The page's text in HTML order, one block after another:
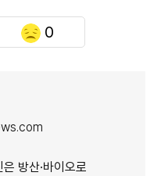
0
방산·바이오로